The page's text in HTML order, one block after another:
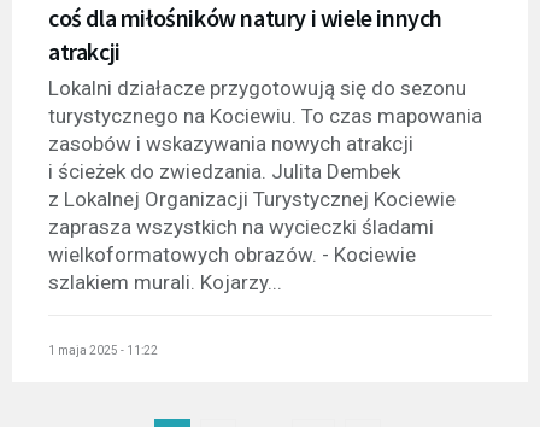
coś dla miłośników natury i wiele innych
atrakcji
Lokalni działacze przygotowują się do sezonu
turystycznego na Kociewiu. To czas mapowania
zasobów i wskazywania nowych atrakcji
i ścieżek do zwiedzania. Julita Dembek
z Lokalnej Organizacji Turystycznej Kociewie
zaprasza wszystkich na wycieczki śladami
wielkoformatowych obrazów. - Kociewie
szlakiem murali. Kojarzy...
1 maja 2025 - 11:22